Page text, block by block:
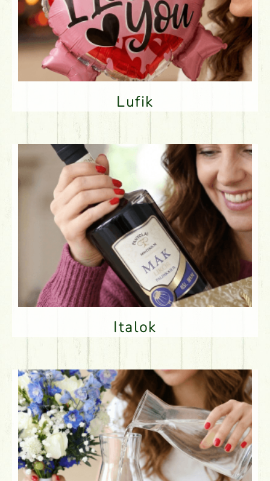
Lufik
Italok